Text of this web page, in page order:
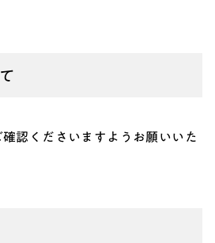
確認くださいますようお願いいた